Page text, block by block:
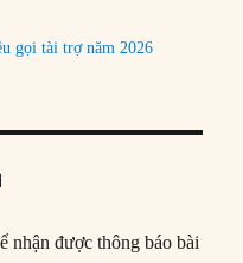
gọi tài trợ năm 2026
nhận được thông báo bài